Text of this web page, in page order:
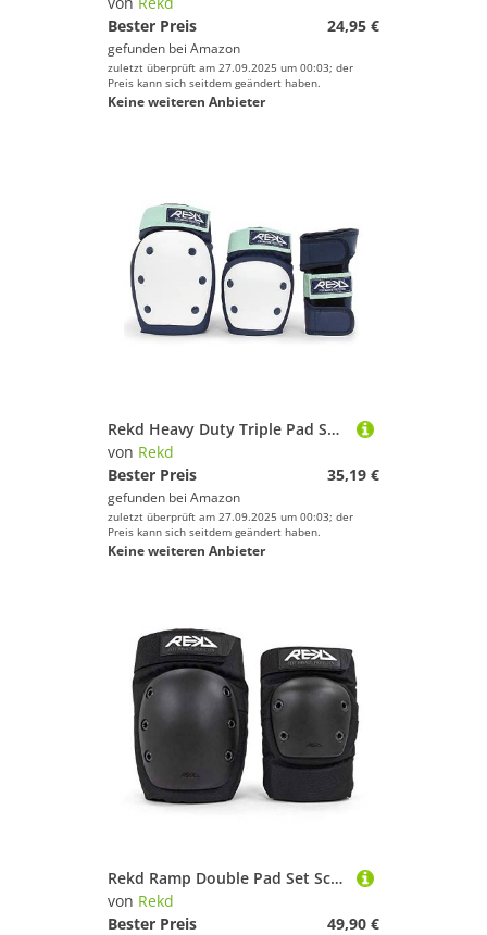
Bester Preis
24,95 €
gefunden bei Amazon
zuletzt überprüft am 27.09.2025 um 00:03; der
Preis kann sich seitdem geändert haben.
Keine weiteren Anbieter
Rekd Heavy Duty Triple Pad Set Schutz, Mehrfarbig (Blue/Mint), L
von Rekd
Bester Preis
35,19 €
gefunden bei Amazon
zuletzt überprüft am 27.09.2025 um 00:03; der
Preis kann sich seitdem geändert haben.
Keine weiteren Anbieter
Rekd Ramp Double Pad Set Schutz-Set, Erwachsene, Unisex, Schwarz (Schwarz), M
von Rekd
Bester Preis
49,90 €